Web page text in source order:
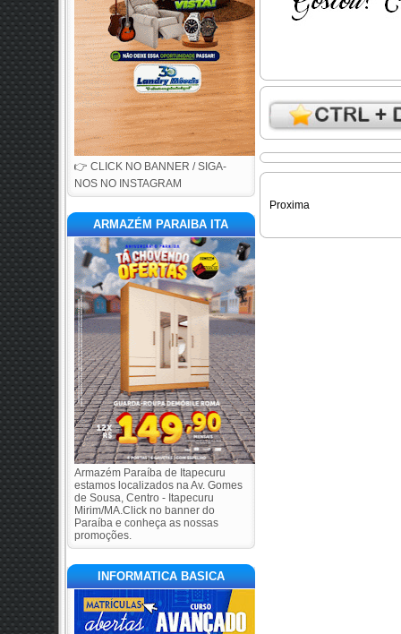
👉 CLICK NO BANNER / SIGA-
NOS NO INSTAGRAM
ARMAZÉM PARAIBA ITA
Armazém Paraíba de Itapecuru
estamos localizados na Av. Gomes
de Sousa, Centro - Itapecuru
Mirim/MA.Click no banner do
Paraíba e conheça as nossas
promoções.
INFORMATICA BASICA
Proxima